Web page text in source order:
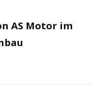
AS Motor im